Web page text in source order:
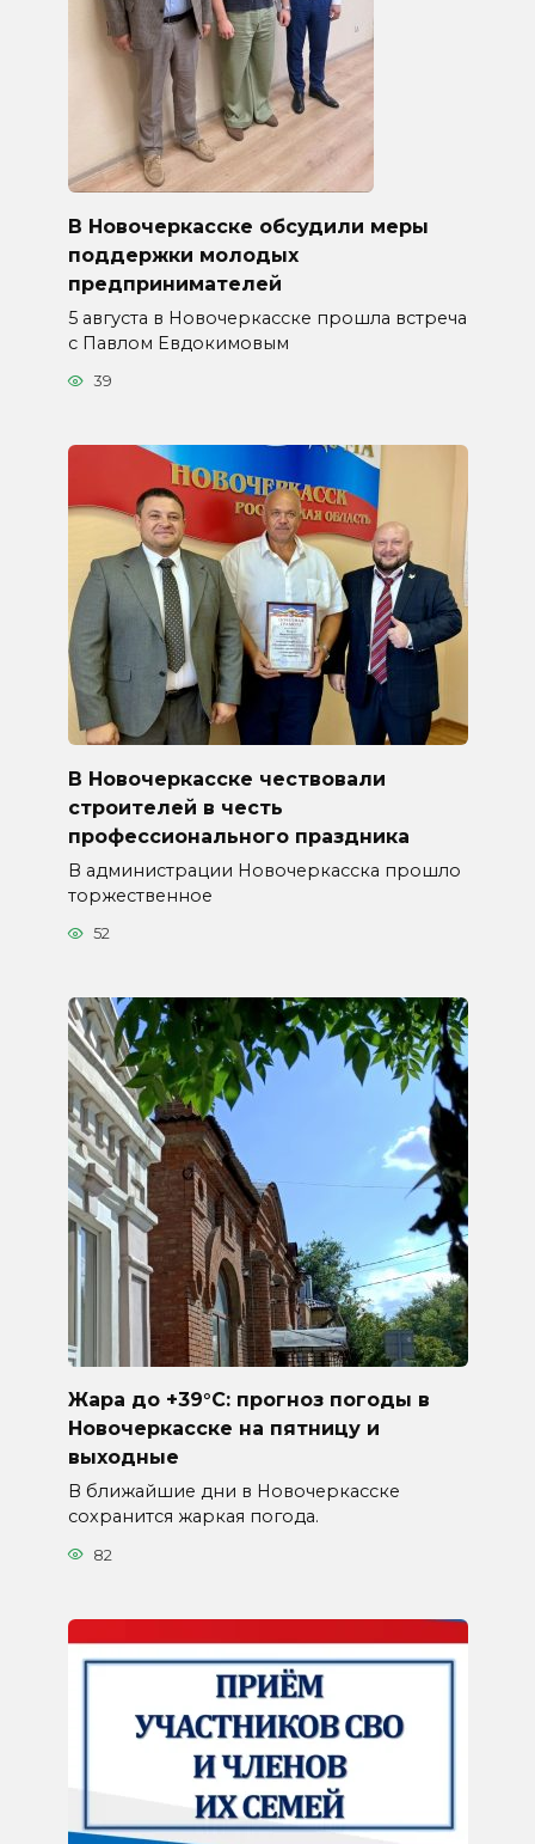
В Новочеркасске обсудили меры
поддержки молодых
предпринимателей
5 августа в Новочеркасске прошла встреча
с Павлом Евдокимовым
39
В Новочеркасске чествовали
строителей в честь
профессионального праздника
В администрации Новочеркасска прошло
торжественное
52
Жара до +39°C: прогноз погоды в
Новочеркасске на пятницу и
выходные
В ближайшие дни в Новочеркасске
сохранится жаркая погода.
82